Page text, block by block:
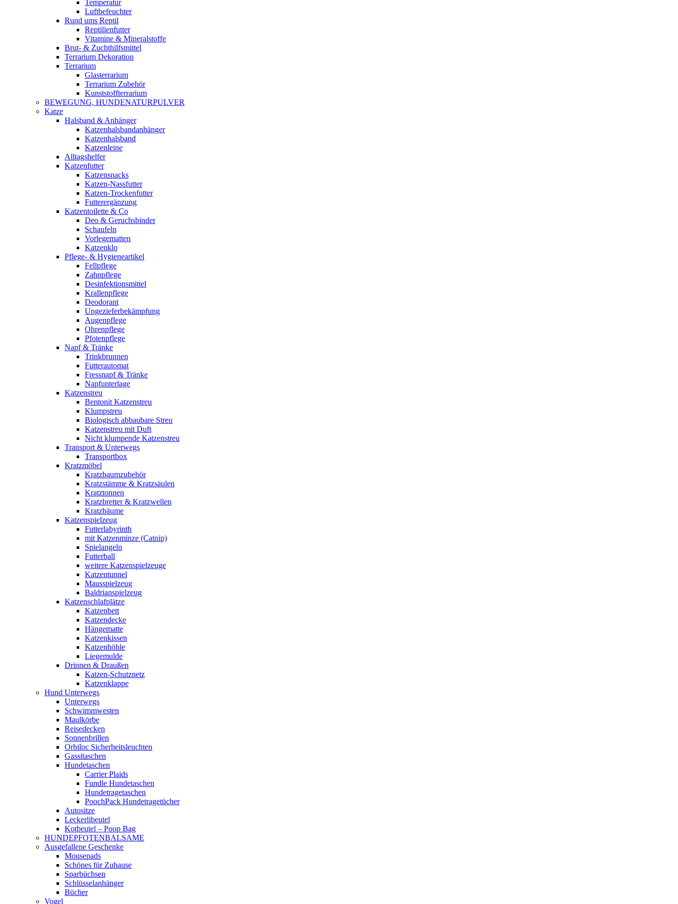
Temperatur
Luftbefeuchter
Rund ums Reptil
Reptilienfutter
Vitamine & Mineralstoffe
Brut- & Zuchthilfsmittel
Terrarium Dekoration
Terrarium
Glasterrarium
Terrarium Zubehör
Kunststoffterrarium
BEWEGUNG, HUNDENATURPULVER
Katze
Halsband & Anhänger
Katzenhalsbandanhänger
Katzenhalsband
Katzenleine
Alltagshelfer
Katzenfutter
Katzensnacks
Katzen-Nassfutter
Katzen-Trockenfutter
Futterergänzung
Katzentoilette & Co
Deo & Geruchsbinder
Schaufeln
Vorlegematten
Katzenklo
Pflege- & Hygieneartikel
Fellpflege
Zahnpflege
Desinfektionsmittel
Krallenpflege
Deodorant
Ungezieferbekämpfung
Augenpflege
Ohrenpflege
Pfotenpflege
Napf & Tränke
Trinkbrunnen
Futterautomat
Fressnapf & Tränke
Napfunterlage
Katzenstreu
Bentonit Katzenstreu
Klumpstreu
Biologisch abbaubare Streu
Katzenstreu mit Duft
Nicht klumpende Katzenstreu
Transport & Unterwegs
Transportbox
Kratzmöbel
Kratzbaumzubehör
Kratzstämme & Kratzsäulen
Kratztonnen
Kratzbretter & Kratzwellen
Kratzbäume
Katzenspielzeug
Futterlabyrinth
mit Katzenminze (Catnip)
Spielangeln
Futterball
weitere Katzenspielzeuge
Katzentunnel
Mausspielzeug
Baldrianspielzeug
Katzenschlafplätze
Katzenbett
Katzendecke
Hängematte
Katzenkissen
Katzenhöhle
Liegemulde
Drinnen & Draußen
Katzen-Schutznetz
Katzenklappe
Hund Unterwegs
Unterwegs
Schwimmwesten
Maulkörbe
Reisedecken
Sonnenbrillen
Orbiloc Sicherheitsleuchten
Gassitaschen
Hundetaschen
Carrier Plaids
Fundle Hundetaschen
Hundetragetaschen
PoochPack Hundetragetücher
Autositze
Leckerlibeutel
Kotbeutel – Poop Bag
HUNDEPFOTENBALSAME
Ausgefallene Geschenke
Mousepads
Schönes für Zuhause
Sparbüchsen
Schlüsselanhänger
Bücher
Vogel